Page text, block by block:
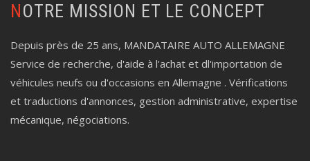
NOTRE MISSION ET LE CONCEPT
Depuis près de 25 ans, MANDATAIRE AUTO ALLEMAGNE
Service de recherche, d'aide à l'achat et dl'importation de
véhicules neufs ou d'occasions en Allemagne . Vérifications
et traductions d'annonces, gestion administrative, expertise
mécanique, négociations.